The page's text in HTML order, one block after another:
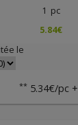
1 pc
5.84€
le
** 5.34€/pc